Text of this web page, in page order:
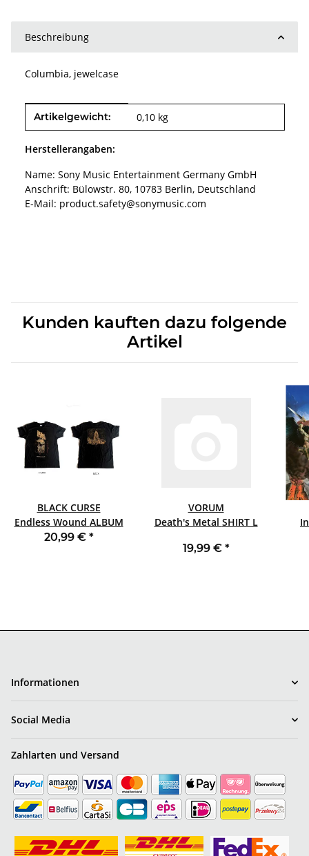
Beschreibung
Columbia, jewelcase
Produkteigenschaft
Wert
Artikelgewicht: 0,10 kg
Herstellerangaben:
Name: Sony Music Entertainment Germany GmbH
Anschrift: Bülowstr. 80, 10783 Berlin, Deutschland
E-Mail: product.safety@sonymusic.com
Kunden kauften dazu folgende
Artikel
BLACK CURSE
Endless Wound ALBUM
COVER VERSION 2 SHIRT
20,99 € *
VORUM
Death's Metal SHIRT L
19,99 € *
Informationen
Social Media
Zahlarten und Versand